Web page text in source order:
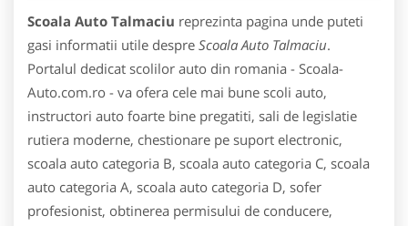
Scoala Auto Talmaciu reprezinta pagina unde puteti
gasi informatii utile despre Scoala Auto Talmaciu.
Portalul dedicat scolilor auto din romania - Scoala-
Auto.com.ro - va ofera cele mai bune scoli auto,
instructori auto foarte bine pregatiti, sali de legislatie
rutiera moderne, chestionare pe suport electronic,
scoala auto categoria B, scoala auto categoria C, scoala
auto categoria A, scoala auto categoria D, sofer
profesionist, obtinerea permisului de conducere,